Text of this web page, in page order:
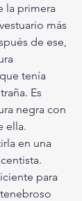
la primera
más
de ese,
tenía
Es
negra con
ella.
en una
para